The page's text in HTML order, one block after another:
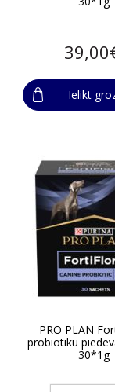
Ielikt
PRO PLAN
probiotiku
30*1g